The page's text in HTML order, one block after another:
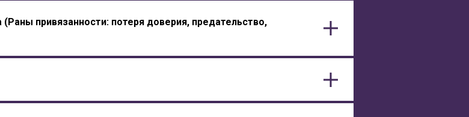
привязанности: потеря доверия, предательство,